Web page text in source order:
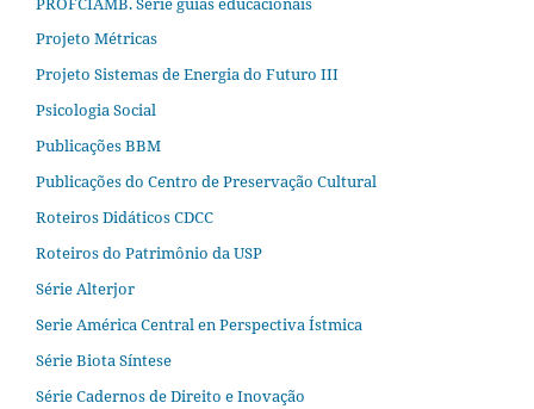
Projeto Métricas
Projeto Sistemas de Energia do Futuro III
Psicologia Social
Publicações BBM
Publicações do Centro de Preservação Cultural
Roteiros Didáticos CDCC
Roteiros do Patrimônio da USP
Série Alterjor
Serie América Central en Perspectiva Ístmica
Série Biota Síntese
Série Cadernos de Direito e Inovação